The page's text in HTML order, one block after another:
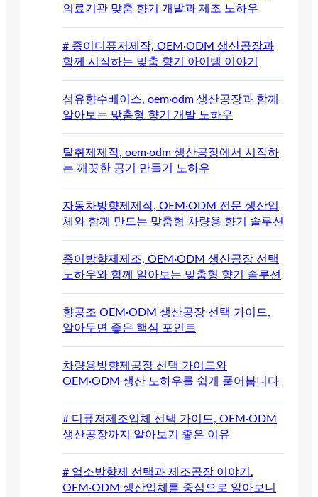
의료기관 맞춤 향기 개발과 제조 노하우
# 종이디퓨저제작, OEM·ODM 생산공장과
함께 시작하는 맞춤 향기 아이템 이야기
섬유향수베이스, oem·odm 생산공장과 함께
알아보는 맞춤형 향기 개발 노하우
탈취제제작, oem·odm 생산공장에서 시작하
는 깨끗한 공기 만들기 노하우
자동차방향제제작, OEM·ODM 전문 생산업
체와 함께 만드는 맞춤형 차량용 향기 솔루션
종이방향제제조, OEM·ODM 생산공장 선택
노하우와 함께 알아보는 맞춤형 향기 솔루션
향공조 OEM·ODM 생산공장 선택 가이드,
알아두면 좋은 핵심 포인트
차량용방향제공장 선택 가이드와
OEM·ODM 생산 노하우를 쉽게 풀어봅니다
# 디퓨저제조업체 선택 가이드, OEM·ODM
생산공장까지 알아보기 좋은 이유
# 업소방향제 선택과 제조공장 이야기.
OEM·ODM 생산업체를 중심으로 알아보니